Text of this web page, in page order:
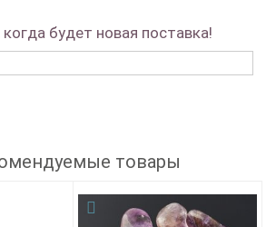
будет новая поставка!
товары